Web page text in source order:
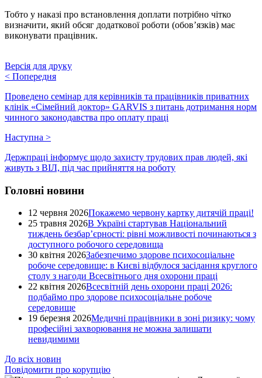
Тобто у наказі про встановлення доплати потрібно чітко
визначити, який обсяг додаткової роботи (обов’язків) має
виконувати працівник.
Версія для друку
< Попередня
Проведено семінар для керівників та працівників приватних
клінік «Сімейний доктор» GARVIS з питань дотримання норм
чинного законодавства про оплату праці
Наступна >
Держпраці інформує щодо захисту трудових прав людей, які
живуть з ВІЛ, під час прийняття на роботу
Головні новини
12 червня 2026Покажемо червону картку дитячій праці!
25 травня 2026В Україні стартував Національний
тиждень безбар’єрності: рівні можливості починаються з
доступного робочого середовища
30 квітня 2026Забезпечимо здорове психосоціальне
робоче середовище: в Києві відбулося засідання круглого
столу з нагоди Всесвітнього дня охорони праці
22 квітня 2026Всесвітній день охорони праці 2026:
подбаймо про здорове психосоціальне робоче
середовище
19 березня 2026Медичні працівники в зоні ризику: чому
професійні захворювання не можна залишати
невидимими
До всіх новин
Повідомити про корупцію